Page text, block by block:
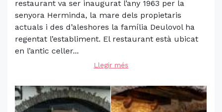
restaurant va ser inaugurat l’any 1963 per la
senyora Herminda, la mare dels propietaris
actuals i des d’aleshores la família Deulovol ha
regentat l’establiment. El restaurant està ubicat
en l’antic celler...
Llegir més